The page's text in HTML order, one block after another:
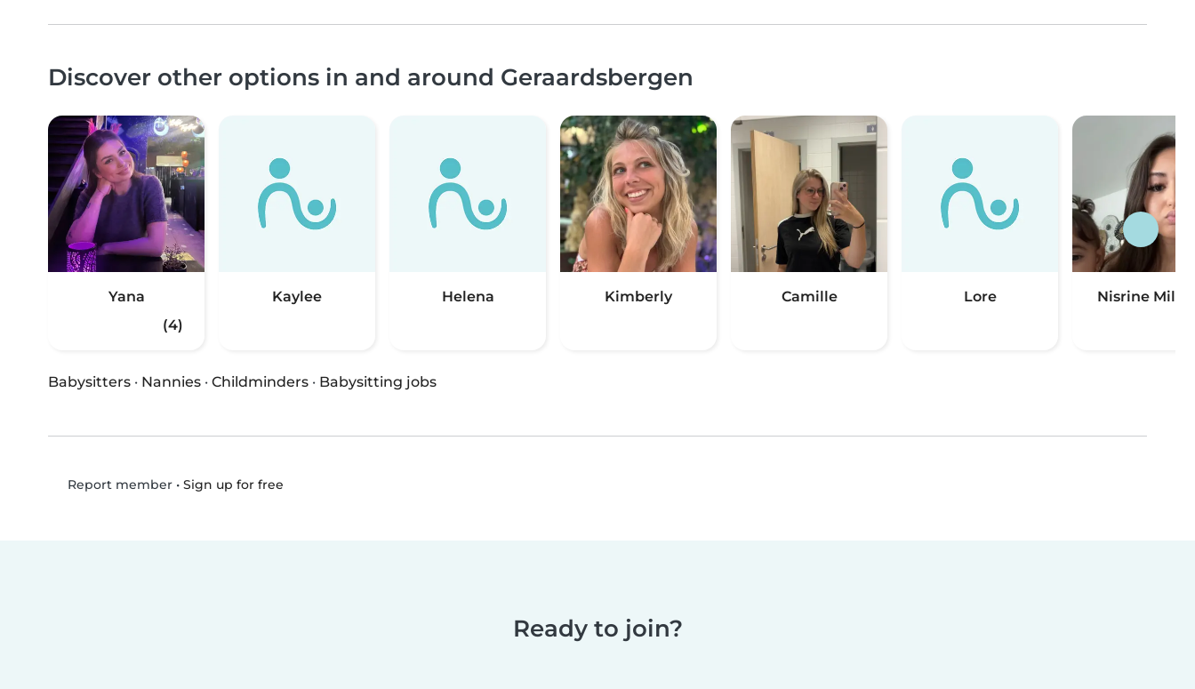
Discover other options in and around Geraardsbergen
Yana
(4)
Kaylee Helena Kimberly Camille Lore Nisrine
Babysitters · Nannies · Childminders · Babysitting jobs
Report member• Sign up for free
Ready to join?